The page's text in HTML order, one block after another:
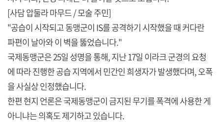
[사담 압둘라 마무드 / 모술 주민]
"공습이 시작되고 동맹군이 IS를 공격하기 시작했을 때 커다란
파편이 날아와 이 벽을 뚫었습니다."
국제동맹군은 25일 성명을 통해, 지난 17일 이라크 군경의 요청
에 따라 진행한 공습 지역에서 민간인 희생자가 발생했다며, 오폭
을 사실상 인정했습니다.
한편 현지 언론은 국제동맹군이 금지된 무기를 폭격에 사용한 게
아니냐는 의혹도 제기하고 있습니다.